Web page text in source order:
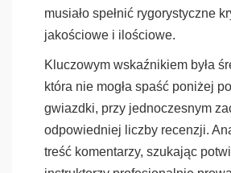
musiało spełnić rygorystyczne
jakościowe i ilościowe.
Kluczowym wskaźnikiem była
która nie mogła spaść poniżej
gwiazdki, przy jednoczesnym
odpowiedniej liczby recenzji.
treść komentarzy, szukając